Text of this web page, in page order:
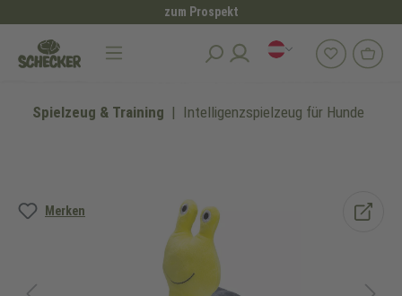
zum Prospekt
Spielzeug & Training Intelligenzspielzeug für Hunde
Merken
Bildergalerie überspringen